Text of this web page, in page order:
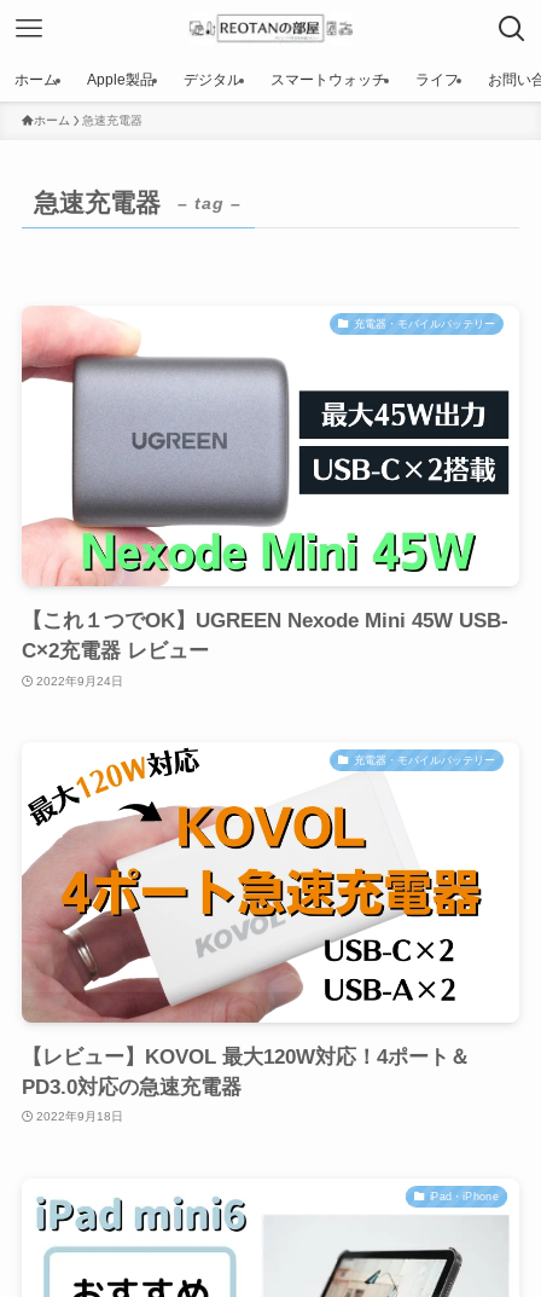
ホーム Apple製品 デジタル スマートウォッチ ライフ お問い
ホーム 急速充電器
急速充電器 – tag –
充電器・モバイルバッテリー
【これ１つでOK】UGREEN Nexode Mini 45W USB-
C×2充電器 レビュー
2022年9月24日
充電器・モバイルバッテリー
【レビュー】KOVOL 最大120W対応！4ポート＆
PD3.0対応の急速充電器
2022年9月18日
iPad・iPhone